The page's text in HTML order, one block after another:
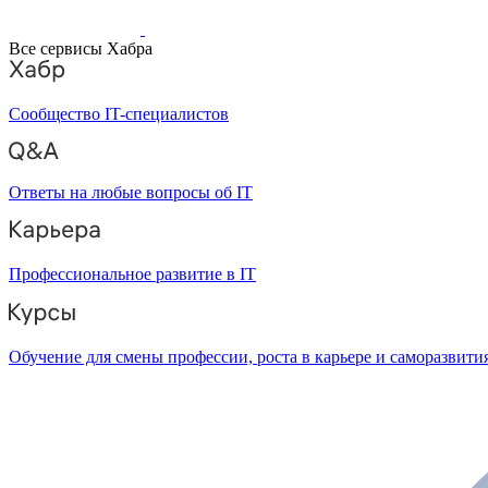
Все сервисы Хабра
Сообщество IT-специалистов
Ответы на любые вопросы об IT
Профессиональное развитие в IT
Обучение для смены профессии, роста в карьере и